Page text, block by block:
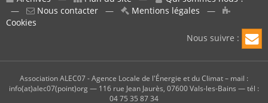
—
Nous contacter — Mentions légales —
Cookies
Nous suivre :
Association ALEC07 - Agence Locale de l'Énergie et du Climat – mail :
info(at)alec07(point)org — 116 rue Jean Jaurès, 07600 Vals-les-Bains — tél :
04 75 35 87 34